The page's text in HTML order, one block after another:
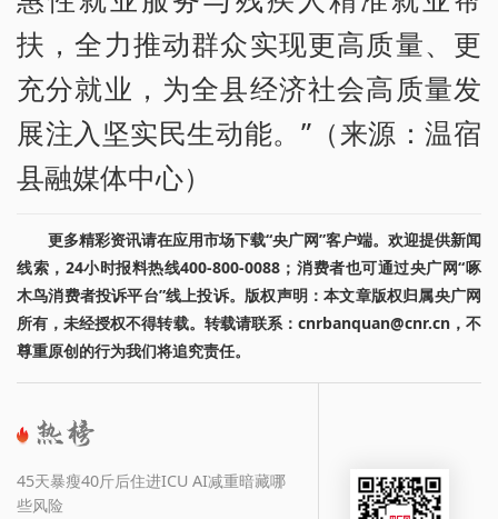
扶，全力推动群众实现更高质量、更
充分就业，为全县经济社会高质量发
展注入坚实民生动能。”（来源：温宿
县融媒体中心）
更多精彩资讯请在应用市场下载“央广网”客户端。欢迎提供新闻
线索，24小时报料热线400-800-0088；消费者也可通过央广网“啄
木鸟消费者投诉平台”线上投诉。版权声明：本文章版权归属央广网
所有，未经授权不得转载。转载请联系：cnrbanquan@cnr.cn，不
尊重原创的行为我们将追究责任。
45天暴瘦40斤后住进ICU AI减重暗藏哪
些风险